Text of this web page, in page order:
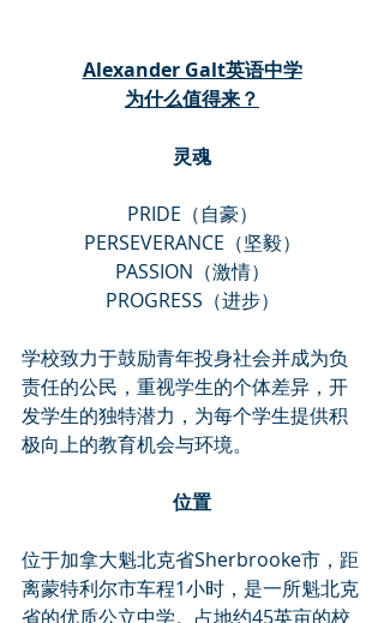
Alexander Galt英语中学
为什么值得来？
灵魂
PRIDE（自豪）
PERSEVERANCE（坚毅）
PASSION（激情）
PROGRESS（进步）
学校致力于鼓励青年投身社会并成为负
责任的公民，重视学生的个体差异，开
发学生的独特潜力，为每个学生提供积
极向上的教育机会与环境。
位置
位于加拿大魁北克省Sherbrooke市，距
离蒙特利尔市车程1小时，是一所魁北克
省的优质公立中学。占地约45英亩的校